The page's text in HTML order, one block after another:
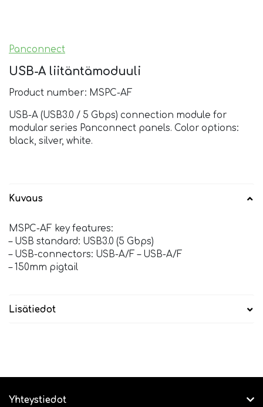
Panconnect
USB-A liitäntämoduuli
Product number: MSPC-AF
USB-A (USB3.0 / 5 Gbps) connection module for
modular series Panconnect panels. Color options:
black, silver, white.
Kuvaus
MSPC-AF key features:
– USB standard: USB3.0 (5 Gbps)
– USB-connectors: USB-A/F – USB-A/F
– 150mm pigtail
Lisätiedot
Yhteystiedot